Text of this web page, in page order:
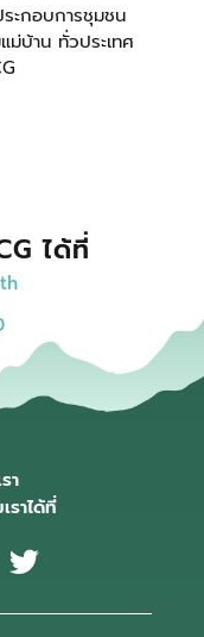
ะกอบการชุมชน
บ้าน ทั่วประเทศ
ได้ที่
า
ราได้ที่